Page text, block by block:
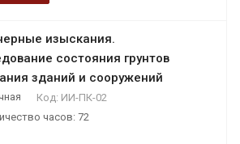
изыскания.
состояния грунтов
зданий и сооружений
Код: ИИ-ПК-02
часов: 72